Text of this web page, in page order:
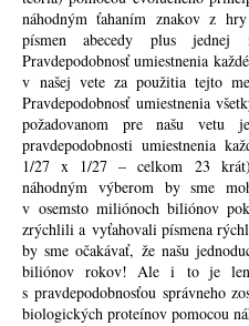
náhodným ťahaním znakov z
písmen abecedy plus jednej
Pravdepodobnosť umiestnenia
v našej vete za použitia tejto
Pravdepodobnosť umiestnenia
požadovanom pre našu vetu
pravdepodobnosti umiestnenia
1/27 x 1/27 – celkom 23
náhodným výberom by sme
v osemsto miliónoch biliónov
zrýchlili a vyťahovali písmena
by sme očakávať, že našu
biliónov rokov! Ale i to je len
s pravdepodobnosťou správneho
biologických proteínov pomocou